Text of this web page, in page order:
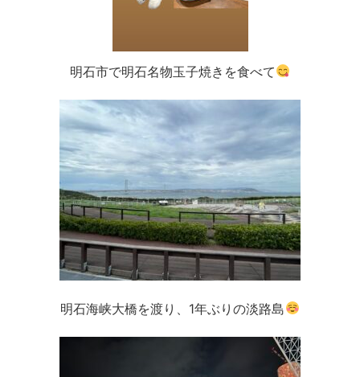
明石市で明石名物玉子焼きを食べて
明石海峡大橋を渡り、1年ぶりの淡路島